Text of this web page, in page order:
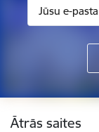
Kājene
Ātrās saites